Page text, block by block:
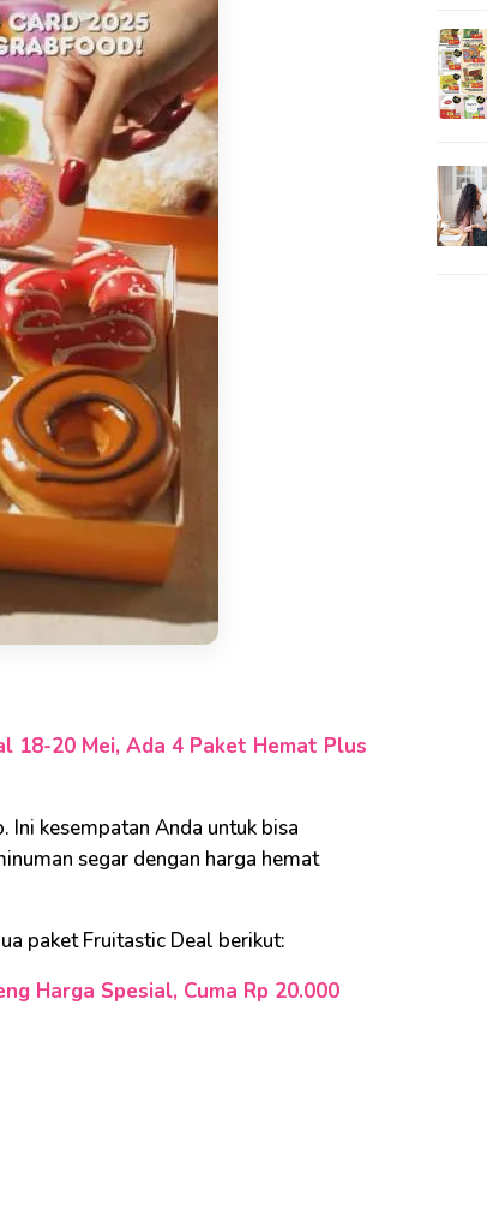
18-20 Mei, Ada 4 Paket Hemat Plus
kesempatan Anda untuk bisa
segar dengan harga hemat
paket Fruitastic Deal berikut:
Harga Spesial, Cuma Rp 20.000